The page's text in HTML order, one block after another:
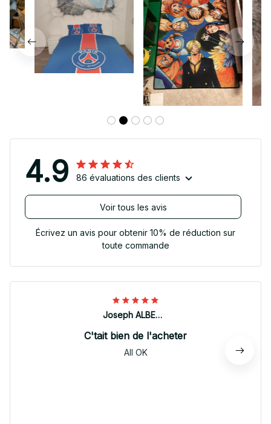
4.9 86 évaluations des clients
Voir tous les avis
Écrivez un avis pour obtenir 10% de réduction sur
toute commande
Joseph ALBERTINI
C'tait bien de l'acheter
All OK